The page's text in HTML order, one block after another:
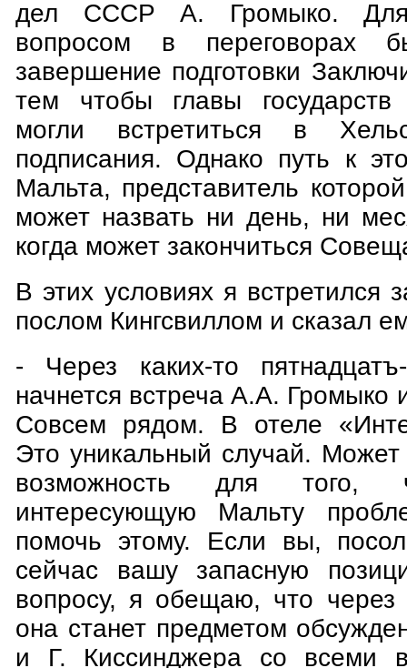
дел СССР А. Громыко. Для
вопросом в переговорах
завершение подготовки
тем чтобы главы государств
могли встретиться в
подписания. Однако путь к
Мальта, представитель
может назвать ни день, ни
когда может закончиться
В этих условиях я встретился
послом Кингсвиллом и сказал
- Через каких-то
начнется встреча А.А. Громыко
Совсем рядом. В отеле
Это уникальный случай.
возможность для того,
интересующую Мальту
помочь этому. Если вы,
сейчас вашу запасную
вопросу, я обещаю, что через
она станет предметом
и Г. Киссинджера со всеми